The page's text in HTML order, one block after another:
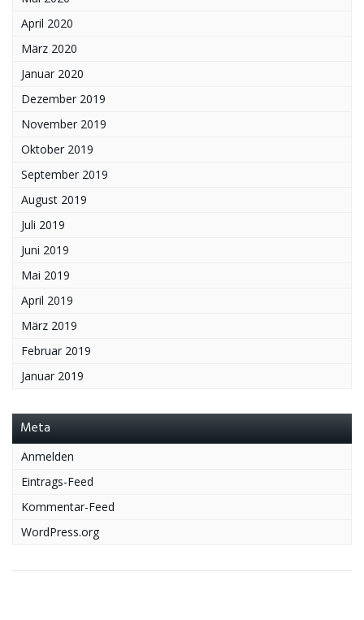
April 2020
März 2020
Januar 2020
Dezember 2019
November 2019
Oktober 2019
September 2019
August 2019
Juli 2019
Juni 2019
Mai 2019
April 2019
März 2019
Februar 2019
Januar 2019
Meta
Anmelden
Eintrags-Feed
Kommentar-Feed
WordPress.org